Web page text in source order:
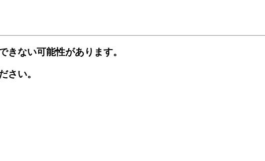
きない可能性があります。
さい。